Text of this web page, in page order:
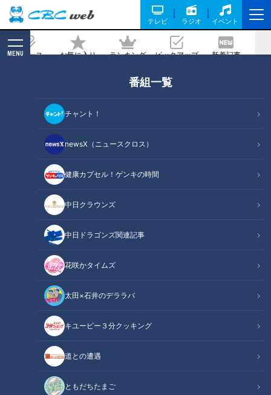
テレビ ラジオ イベント
ニュース お気に入り ランキング ピックアップ 新着記事
MENU
番組一覧
チャント！
newsX（ニュースクロス）
健康カプセル！ゲンキの時間
中日クラウンズ
中日ドラゴンズ関連記事
花咲かタイムズ
太田×石井のデララバ
キユーピー３分クッキング
道との遭遇
ともだちたまご
ではの裏側 #若狭アナ #永岡アナ #小川
アナ #柳沢アナ #アナウンサー
2026/02/04 12:29
アナウンサー
アナウンサーYouTube企画
日常の生活がすでに練習の場となっているアナウンス部